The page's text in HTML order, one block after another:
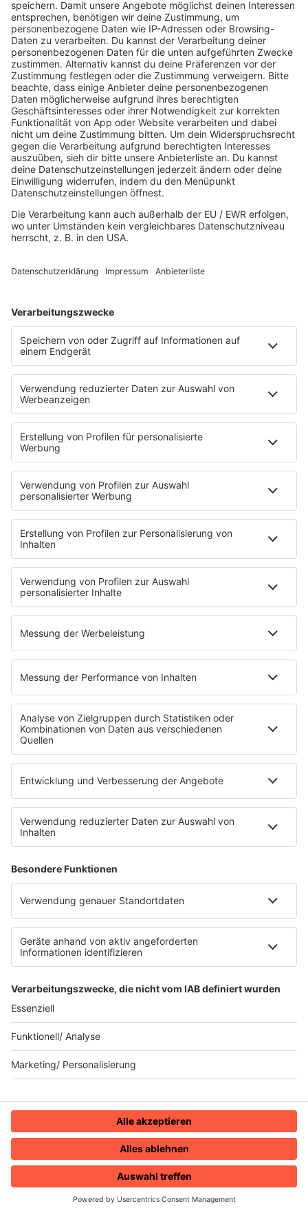
HOME RADIOS MENÜ
10.03.2025
Righeira - Vamos a la Playa
INFO
03.03.2025 Folge 150
Belinda Carlisle - Heaven Is A Place On
Earth
INFO
24.02.2025 Folge 149
R.E.M. - It’s the End of the World as We
Know It (And I Feel Fine)
17.02.2025 Folge 148
Kim Carnes - Bette Davis Eyes
10.02.2025
03.02.2025 Folge 146
Salt´n Pepa - Push It
INFO
27.01.2025 Folge 145
Guns N’ Roses - Sweet Child o’ Mine
INFO
Madonna - Papa, Don´t Preach
INFO
Folge 143
Joan Jett & the Blackhearts - I love Rock
´n Roll
06.01.2025 Folge 142
Eddy Grant - I Don’t Wanna Dance
30.12.2024 Folge 141
Eddie Murphy - Party All the Time
INFO
USA For Africa - We Are The World
16.12.2024 Folge 139
09.12.2024
Spider Murphy Gang - Skandal im
Sperrbezirk
INFO
02.12.2024
INFO
11.11.2024 Folge 134
Grace Jones - Slave To The Rhythm
04.11.2024